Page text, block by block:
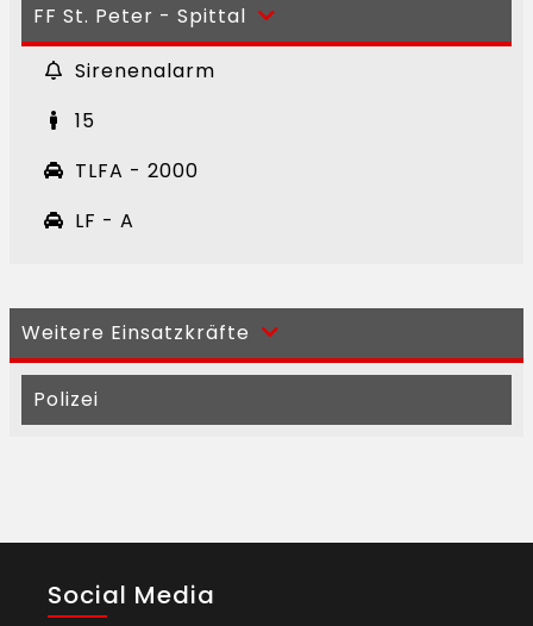
FF St. Peter - Spittal
Sirenenalarm
15
TLFA - 2000
LF - A
Weitere Einsatzkräfte
Polizei
Social Media